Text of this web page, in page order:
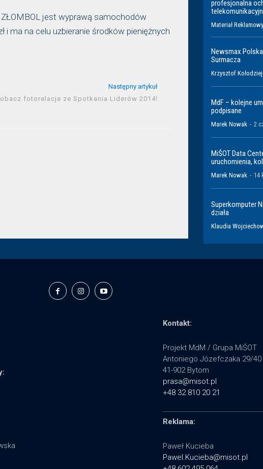
. ZŁOMBOL jest wyprawą samochodów
ma na celu uzbieranie środków pieniężnych
Następny artykuł
fotorelacje ze Spotkania Liderów 2014!
profesjonalna
Materiał Reklamowy
Newsmax
Surmacza
Krzysztof Kołodziej
MdF – kolejne
podpisane
Marek Nowak - 2
MiŚOT Data
uruchomienia,
Marek Nowak - 14
Superkomputer
działa
Klaudia
Kontakt:
Projekt MdM / Grupa MiŚOT
Antoniego Józefczaka 29/40
41-902 Bytom
prasa@misot.pl
+48 32 810 20 21
Reklama:
Paweł Kucieba
Pawel.Kucieba@misot.pl